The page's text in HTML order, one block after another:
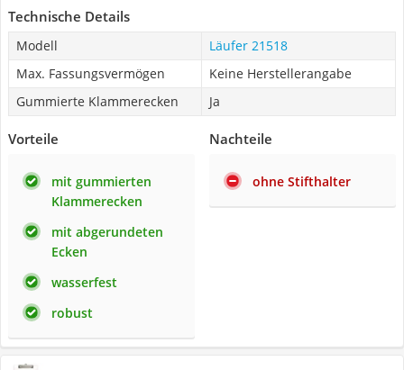
Technische Details
Modell
Läufer 21518
Max. Fassungsvermögen
Keine Herstellerangabe
Gummierte Klammerecken
Ja
Vorteile
mit gummierten
Klammerecken
mit abgerundeten
Ecken
wasserfest
robust
Nachteile
ohne Stifthalter